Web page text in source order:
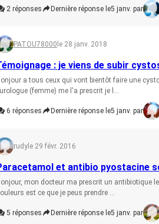
2 réponses Dernière réponse le5 janv. par
PATOU78000 le 28 janv. 2018
: je viens de subir
a tous ceux qui vont bientôt faire une
(femme) me l'a prescrit je l...
6 réponses Dernière réponse le5 janv. par
rudy le 29 févr. 2016
et antibio pyostacine
mon docteur ma prescrit un antibiotique
est ce que je peus prendre ...
5 réponses Dernière réponse le5 janv. par